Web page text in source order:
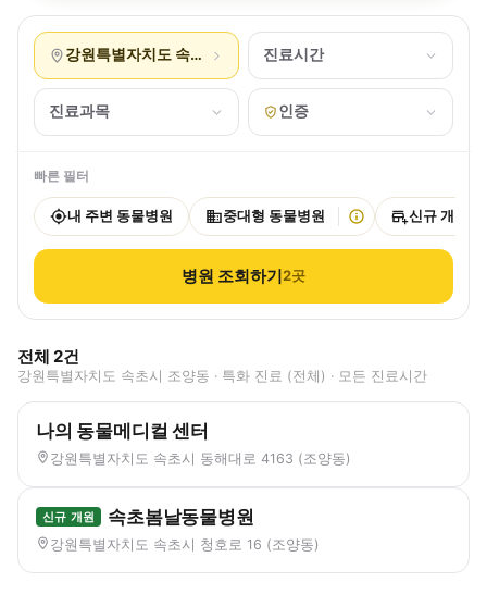
강원특별자치도 속초시 조양동진료시간
진료과목 인증
빠른 필터
내 주변 동물병원 중대형 동물병원 신규 개원
병원 조회하기2곳
전체 2건
강원특별자치도 속초시 조양동 · 특화 진료 (전체) · 모든 진료시간
나의 동물메디컬 센터
강원특별자치도 속초시 동해대로 4163 (조양동)
신규 개원 속초봄날동물병원
강원특별자치도 속초시 청호로 16 (조양동)